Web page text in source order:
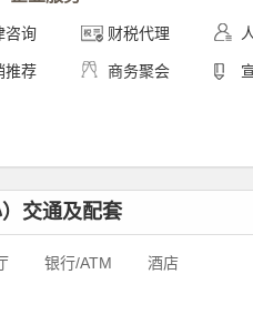
咨询 财税代理
推荐 商务聚会
交通及配套
银行/ATM 酒店